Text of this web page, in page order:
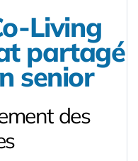
Living
partagé
senior
des